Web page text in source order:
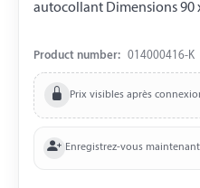
autocollant Dimensions 90
Product number: 014000416-K
Prix visibles après
Enregistrez-vous maintenant